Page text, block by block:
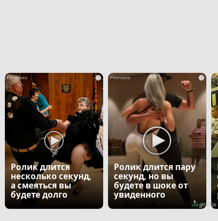
i
Ролик длится
несколько секунд,
а смеяться вы
будете долго
i
Ролик длится пару
секунд, но вы
будете в шоке от
увиденного